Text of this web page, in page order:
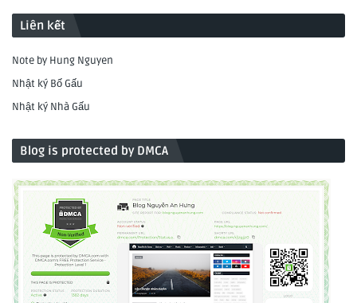
Liên kết
Note by Hung Nguyen
Nhật ký Bố Gấu
Nhật ký Nhà Gấu
Blog is protected by DMCA